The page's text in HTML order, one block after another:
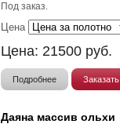
Под заказ.
Цена
Цена: 21500 руб.
Подробнее Заказать
Даяна массив ольхи